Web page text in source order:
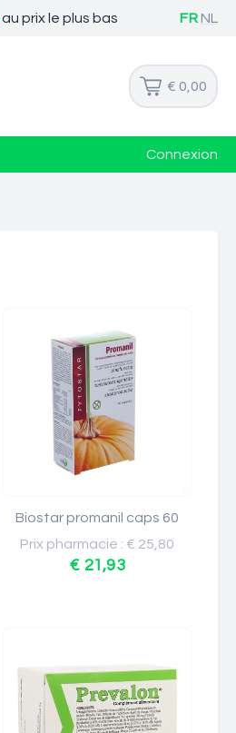
au prix le plus bas FR NL
€ 0,00
Connexion
Biostar promanil caps 60
Prix pharmacie : € 25,80
€ 21,93